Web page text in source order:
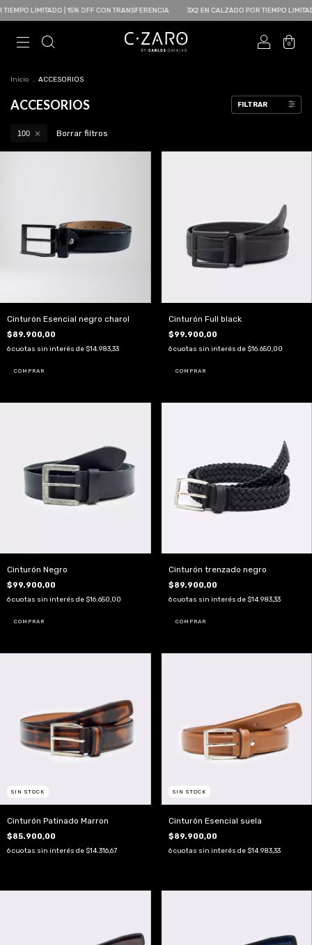
| 15% OFF CON TRANSFERENCIA 3X2 EN CALZADO POR TIEMPO LIMITADO | 15%
0
Inicio . ACCESORIOS
ACCESORIOS FILTRAR
100 Borrar filtros
Cinturón Esencial negro charol
$89.900,00
6cuotas sin interés de $14.983,33
COMPRAR
Cinturón Full black
$99.900,00
6 cuotas sin interés de $16.650,00
COMPRAR
Cinturón Negro
$99.900,00
6cuotas sin interés de $16.650,00
COMPRAR
Cinturón trenzado negro
$89.900,00
6 cuotas sin interés de $14.983,33
COMPRAR
SIN STOCK
Cinturón Patinado Marron
$85.900,00
6cuotas sin interés de $14.316,67
SIN STOCK
Cinturón Esencial suela
$89.900,00
6 cuotas sin interés de $14.983,33